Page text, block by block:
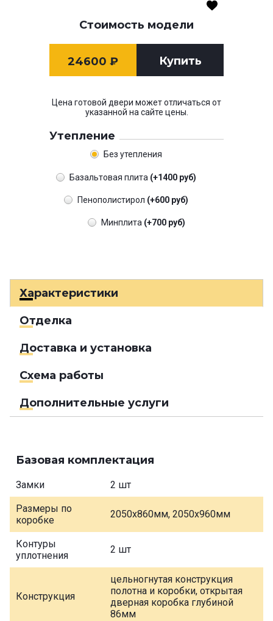
Стоимость модели
24600 ₽ Купить
Цена готовой двери может отличаться от
указанной на сайте цены.
Утепление
Без утепления
Базальтовая плита (+1400 руб)
Пенополистирол (+600 руб)
Минплита (+700 руб)
Характеристики
Отделка
Доставка и установка
Схема работы
Дополнительные услуги
Базовая комплектация
Замки 2 шт
Размеры по
коробке
2050х860мм, 2050х960мм
Контуры
уплотнения
2 шт
Конструкция
цельногнутая конструкция
полотна и коробки, открытая
дверная коробка глубиной
86мм